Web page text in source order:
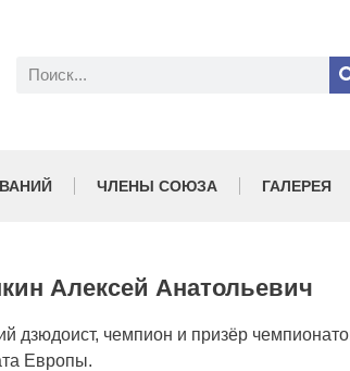
ЧЛЕНЫ СОЮЗА ГАЛЕРЕЯ
Алексей Анатольевич
дзюдоист, чемпион и призёр
Европы.